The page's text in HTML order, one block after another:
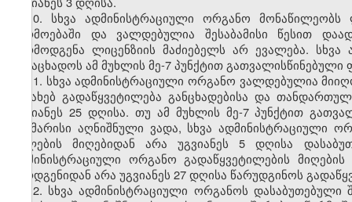
10. სხვა ადმინისტრაციული ორგანო
წარმოებაში და ვალდებულია შესაბამისი წესით
წარმოდგენა ლიცენზიის მაძიებელს არ ევალება.
განაცხადოს ამ მუხლის მე-7 პუნქტით
11. სხვა ადმინისტრაციული ორგანო ვალდებულია
შესახებ გადაწყვეტილება განცხადებისა და
უგვიანეს 25 დღისა. თუ ამ მუხლის მე-7 პუნქტით
საკმარისი აღნიშნული ვადა, სხვა
ასლების მიღებიდან არა უგვიანეს 5 დღისა
ადმინისტრაციული ორგანო გადაწყვეტილების
წარდგენიდან არა უგვიანეს 27 დღისა წარუდგინოს
12. სხვა ადმინისტრაციული ორგანოს